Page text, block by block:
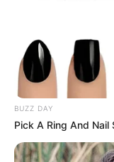
Com os novos
melhores condições
a prevenção de
A entrega dos
eficiente e de
expectativa é que os
BUZZ DAY
Pick A Ring And Nail